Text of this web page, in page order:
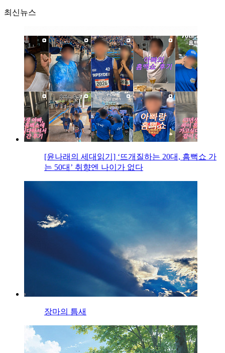
최신뉴스
[윤나래의 세대읽기] ‘뜨개질하는 20대, 흠뻑쇼 가
는 50대’ 취향엔 나이가 없다
장마의 틈새